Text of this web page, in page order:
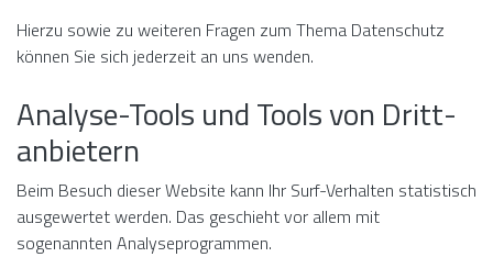
Hierzu sowie zu weiteren Fragen zum Thema Datenschutz
können Sie sich jederzeit an uns wenden.
Analyse-Tools und Tools von Dritt­
anbietern
Beim Besuch dieser Website kann Ihr Surf-Verhalten statistisch
ausgewertet werden. Das geschieht vor allem mit
sogenannten Analyseprogrammen.